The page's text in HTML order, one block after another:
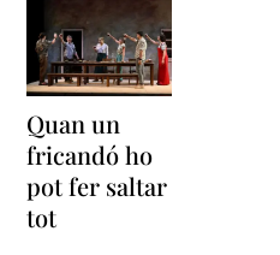
Quan un
fricandó ho
pot fer saltar
tot